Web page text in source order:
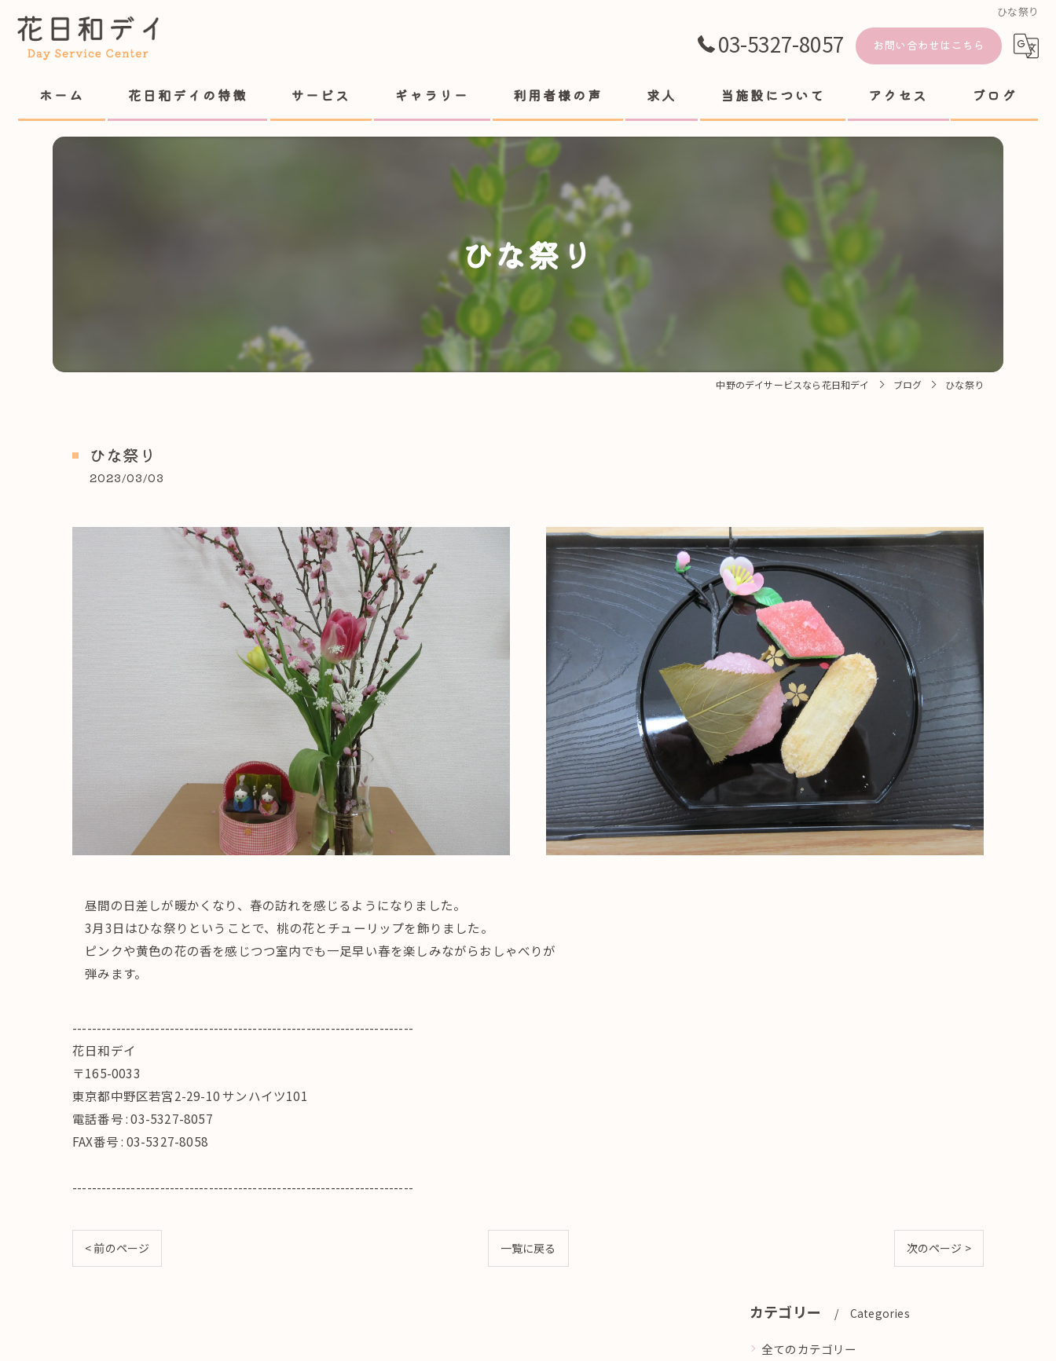
ひな祭り
03-5327-8057 お問い合わせはこちら
ホーム 花日和デイの特徴 サービス ギャラリー 利用者様の声 求人 当施設について アクセス ブログ
ひな祭り
中野のデイサービスなら花日和デイ ブログ ひな祭り
ひな祭り
2023/03/03
昼間の日差しが暖かくなり、春の訪れを感じるようになりました。
3月3日はひな祭りということで、桃の花とチューリップを飾りました。
ピンクや黄色の花の香を感じつつ室内でも一足早い春を楽しみながらおしゃべりが
弾みます。
----------------------------------------------------------------------
花日和デイ
〒165-0033
東京都中野区若宮2-29-10 サンハイツ101
電話番号 : 03-5327-8057
FAX番号 : 03-5327-8058
----------------------------------------------------------------------
< 前のページ 一覧に戻る 次のページ >
カテゴリー Categories
全てのカテゴリー